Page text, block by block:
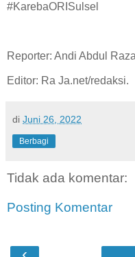
#KarebaORISulsel
Reporter: Andi Abdul
Editor: Ra Ja.net/redaksi.
di Juni 26, 2022
Berbagi
Tidak ada komentar:
Posting Komentar